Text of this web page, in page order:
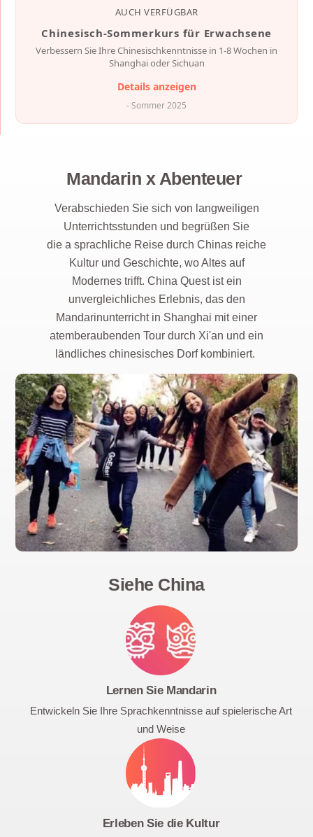
AUCH VERFÜGBAR
Chinesisch-Sommerkurs für Erwachsene
Verbessern Sie Ihre Chinesischkenntnisse in 1-8 Wochen in
Shanghai oder Sichuan
Details anzeigen
- Sommer 2025
Mandarin x Abenteuer
Verabschieden Sie sich von langweiligen
Unterrichtsstunden und begrüßen Sie
die a sprachliche Reise durch Chinas reiche
Kultur und Geschichte, wo Altes auf
Modernes trifft. China Quest ist ein
unvergleichliches Erlebnis, das den
Mandarinunterricht in Shanghai mit einer
atemberaubenden Tour durch Xi'an und ein
ländliches chinesisches Dorf kombiniert.
Siehe China
Lernen Sie Mandarin
Entwickeln Sie Ihre Sprachkenntnisse auf spielerische Art
und Weise
Erleben Sie die Kultur